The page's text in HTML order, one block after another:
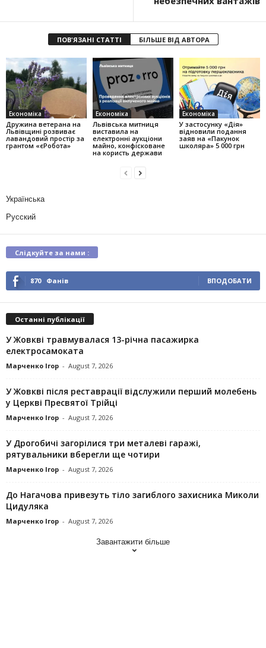
ПОВ'ЯЗАНІ СТАТТІ БІЛЬШЕ ВІД АВТОРА
Економіка
Дружина ветерана на
Львівщині розвиває
лавандовий простір за
грантом «єРобота»
Економіка
Львівська митниця
виставила на
електронні аукціони
майно, конфісковане
на користь держави
Економіка
У застосунку «Дія»
відновили подання
заяв на «Пакунок
школяра» 5 000 грн
Українська
Русский
Слідкуйте за нами :
870 Фанів ВПОДОБАТИ
Останні публікації
У Жовкві травмувалася 13-річна пасажирка
електросамоката
Марченко Ігор - August 7, 2026
У Жовкві після реставрації відслужили перший молебень
у Церкві Пресвятої Трійці
Марченко Ігор - August 7, 2026
У Дрогобичі загорілися три металеві гаражі,
рятувальники вберегли ще чотири
Марченко Ігор - August 7, 2026
До Нагачова привезуть тіло загиблого захисника Миколи
Цидуляка
Марченко Ігор - August 7, 2026
Завантажити більше